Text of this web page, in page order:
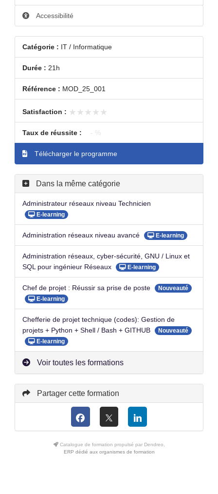
Accessibilité
Catégorie : IT / Informatique
Durée : 21h
Référence : MOD_25_001
Satisfaction : ★★★★★
★★★★★
Taux de réussite : - %
Télécharger le programme
Dans la même catégorie
Administrateur réseaux niveau Technicien
E-learning
Administration réseaux niveau avancé E-learning
Administration réseaux, cyber-sécurité, GNU / Linux et
SQL pour ingénieur Réseaux
E-learning
Chef de projet : Réussir sa prise de poste
Nouveauté
E-learning
Chefferie de projet technique (codes): Gestion de
projets + Python + Shell / Bash + GITHUB
Nouveauté
E-learning
Voir toutes les formations
Partager cette formation
Catalogue de formation propulsé par Dendreo,
ERP dédié aux organismes de formation